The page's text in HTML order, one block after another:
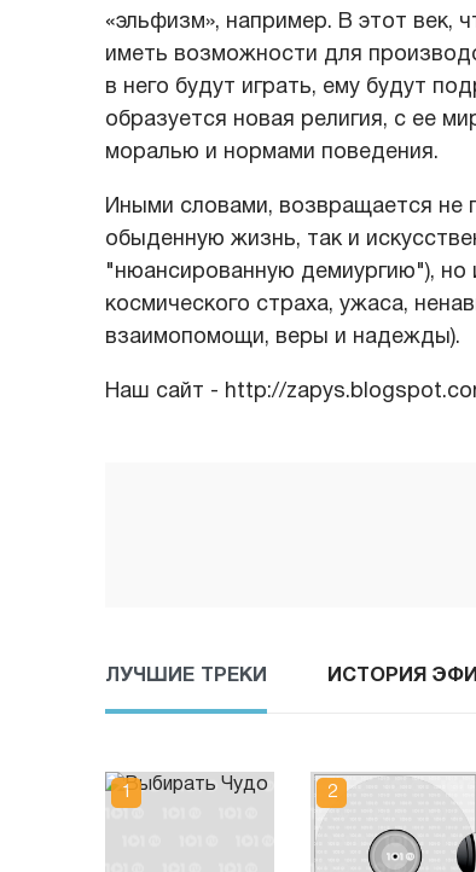
«эльфизм», например. В этот
иметь возможности для
в него будут играть, ему будут
образуется новая религия, с ее
моралью и нормами поведения.
Иными словами, возвращается не
обыденную жизнь, так и
"нюансированную демиургию"), но
космического страха, ужаса,
взаимопомощи, веры и надежды).
Наш сайт - http://
ЛУЧШИЕ ТРЕКИ ИСТОРИЯ